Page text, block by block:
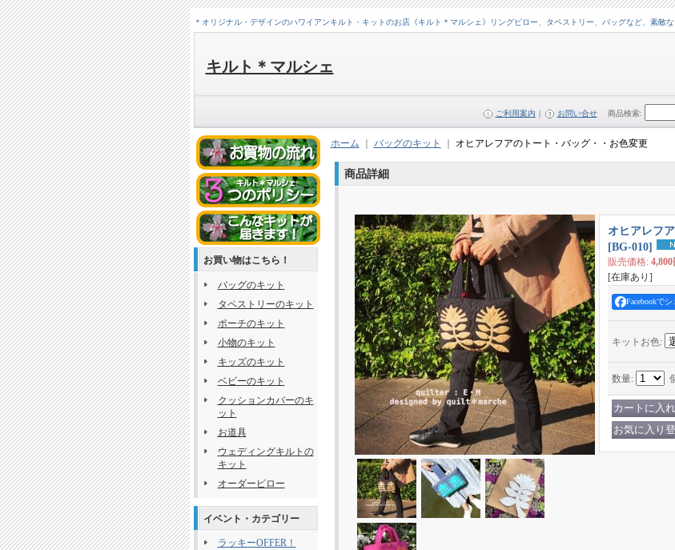
＊オリジナル・デザインのハワイアンキルト・キットのお店《キルト＊マルシェ》リングピロー、タペストリー、バッグなど、素敵
キルト＊マルシェ
ご利用案内 お問い合せ 商品検索:
お買い物はこちら！
バッグのキット
タペストリーのキット
ポーチのキット
小物のキット
キッズのキット
ベビーのキット
クッションカバーのキ
ット
お道具
ウェディングキルトの
キット
オーダーピロー
イベント・カテゴリー
ラッキーOFFER！
ホーム バッグのキット オヒアレフアのトート・バッグ・・お色変更
商品詳細
オヒアレフ
[BG-010]
販売価格: 4,800
[在庫あり]
Facebookでシ
キットお色:
数量: